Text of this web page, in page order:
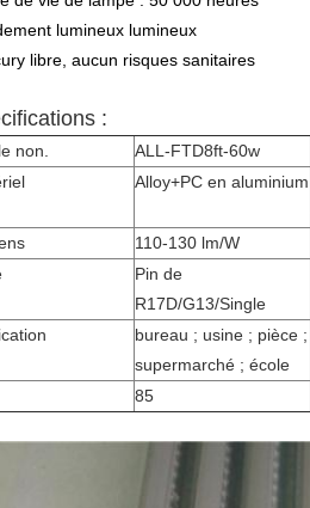
lumineux lumineux
libre, aucun risques sanitaires
:
non. ALL-FTD8ft-60w
Alloy+PC en aluminium
110-130 lm/W
Pin de
R17D/G13/Single
bureau ; usine ; pièce ;
supermarché ; école
85